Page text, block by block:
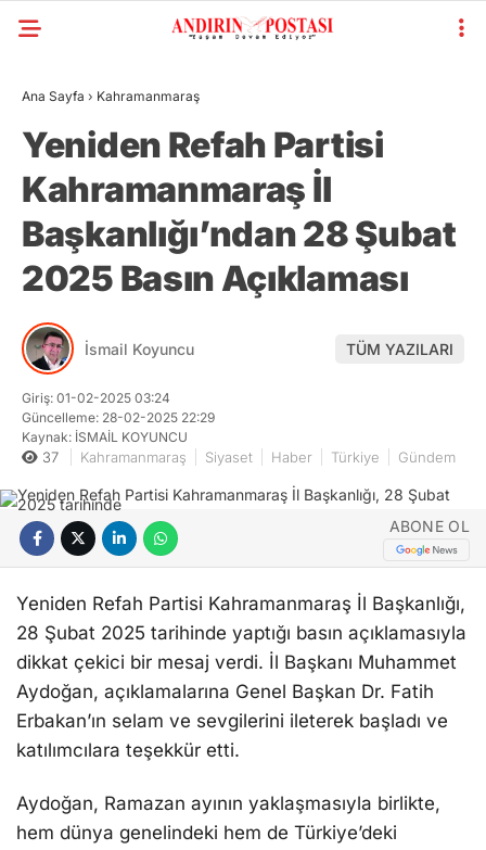
Ana Sayfa › Kahramanmaraş
Yeniden Refah Partisi
Kahramanmaraş İl
Başkanlığı’ndan 28 Şubat
2025 Basın Açıklaması
İsmail Koyuncu TÜM YAZILARI
Giriş: 01-02-2025 03:24
Güncelleme: 28-02-2025 22:29
Kaynak: İSMAİL KOYUNCU
37 Kahramanmaraş Siyaset Haber Türkiye Gündem
ABONE OL
Yeniden Refah Partisi Kahramanmaraş İl Başkanlığı,
28 Şubat 2025 tarihinde yaptığı basın açıklamasıyla
dikkat çekici bir mesaj verdi. İl Başkanı Muhammet
Aydoğan, açıklamalarına Genel Başkan Dr. Fatih
Erbakan’ın selam ve sevgilerini ileterek başladı ve
katılımcılara teşekkür etti.
Aydoğan, Ramazan ayının yaklaşmasıyla birlikte,
hem dünya genelindeki hem de Türkiye’deki